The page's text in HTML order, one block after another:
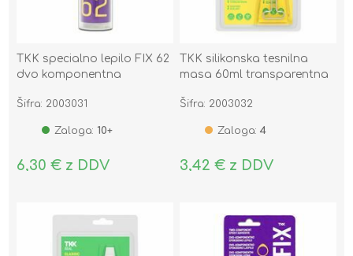
TKK specialno lepilo FIX 62
dvo komponentna
57g
Šifra: 2003031
Zaloga: 10+
6,30 € z DDV
TKK silikonska tesnilna
masa 60ml transparentna
Šifra: 2003032
Zaloga: 4
3,42 € z DDV